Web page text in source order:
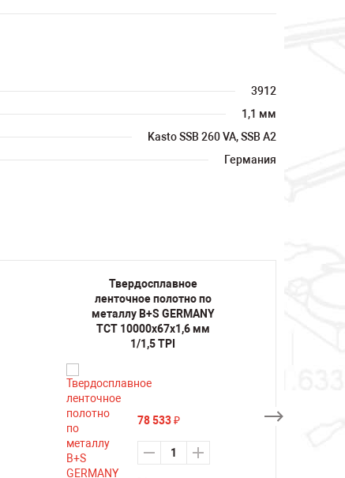
3912
1,1 мм
Kasto SSB 260 VA, SSB A2
Германия
Твердосплавное
ленточное полотно по
металлу B+S GERMANY
TCT 10000х67х1,6 мм
1/1,5 TPI
78 533 ₽